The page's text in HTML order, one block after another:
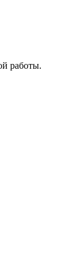
работы.